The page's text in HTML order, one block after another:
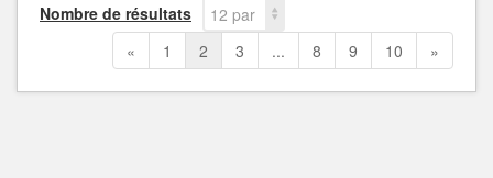
Nombre de résultats
12 par
page
« 1 2 3 ... 8 9 10 »